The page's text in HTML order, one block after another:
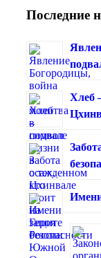
Последние
Хлеб